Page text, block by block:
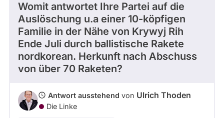
Womit antwortet Ihre Partei auf die
Auslöschung u.a einer 10-köpfigen
Familie in der Nähe von Krywyj Rih
Ende Juli durch ballistische Rakete
nordkorean. Herkunft nach Abschuss
von über 70 Raketen?
Antwort ausstehend von Ulrich Thoden
Die Linke